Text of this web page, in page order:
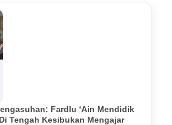
Fardlu ‘Ain Mendidik
Tengah Kesibukan Mengajar